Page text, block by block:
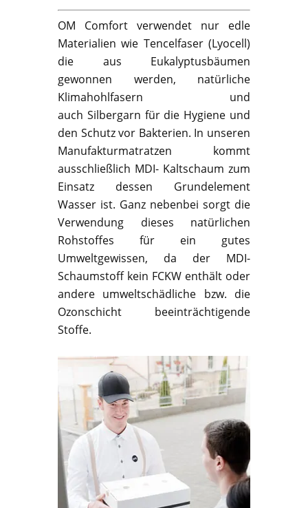
OM Comfort verwendet nur edle
Materialien wie Tencelfaser (Lyocell)
die aus Eukalyptusbäumen
gewonnen werden, natürliche
Klimahohlfasern und
auch Silbergarn für die Hygiene und
den Schutz vor Bakterien. In unseren
Manufakturmatratzen kommt
ausschließlich MDI- Kaltschaum zum
Einsatz dessen Grundelement
Wasser ist. Ganz nebenbei sorgt die
Verwendung dieses natürlichen
Rohstoffes für ein gutes
Umweltgewissen, da der MDI-
Schaumstoff kein FCKW enthält oder
andere umweltschädliche bzw. die
Ozonschicht beeinträchtigende
Stoffe.